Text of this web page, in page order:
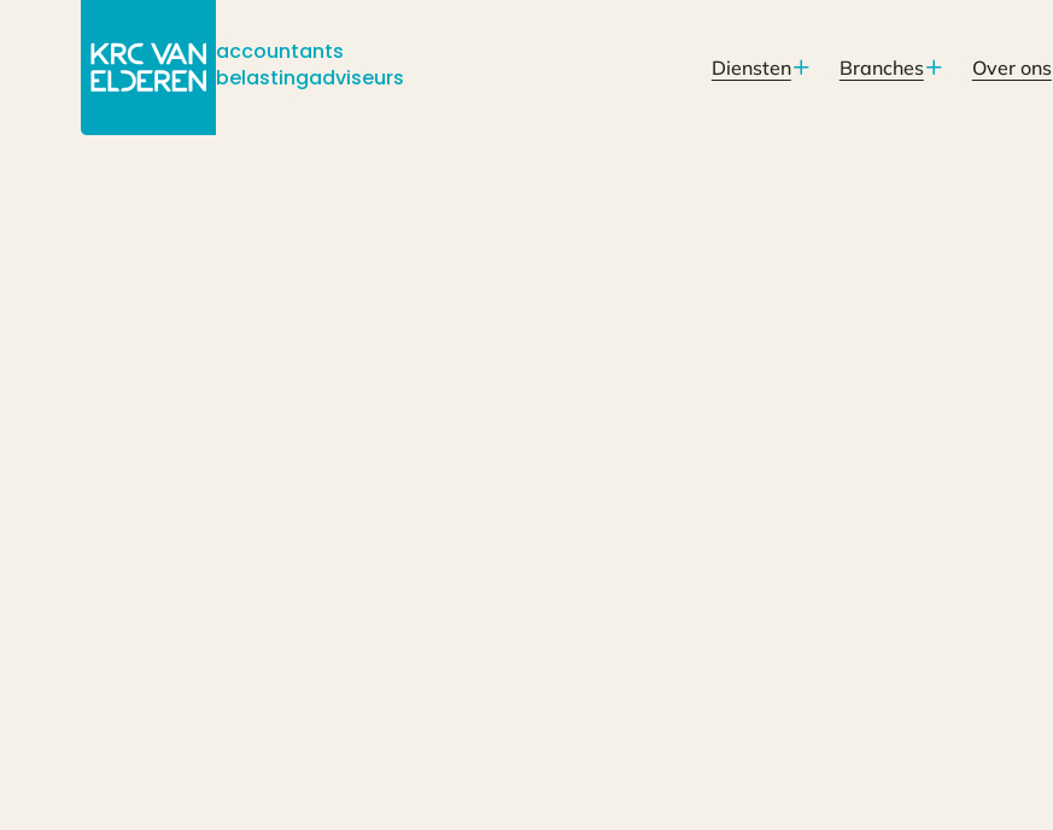
accountants
belastingadviseurs
Over ons
Branches
Diensten